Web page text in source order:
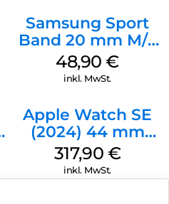
Samsung Sport
Band 20 mm M/L
Galaxy Watch
Series Silber
48,90€
inkl. MwSt.
Apple Watch SE
(2024) 44 mm
GPS + Cellular
(Sportarmband
Mitternacht M/L)
317,90 €
inkl. MwSt.